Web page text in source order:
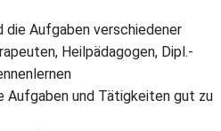
die Aufgaben verschiedener
Heilpädagogen, Dipl.-
Aufgaben und Tätigkeiten gut zu